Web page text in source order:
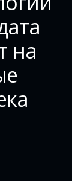
на